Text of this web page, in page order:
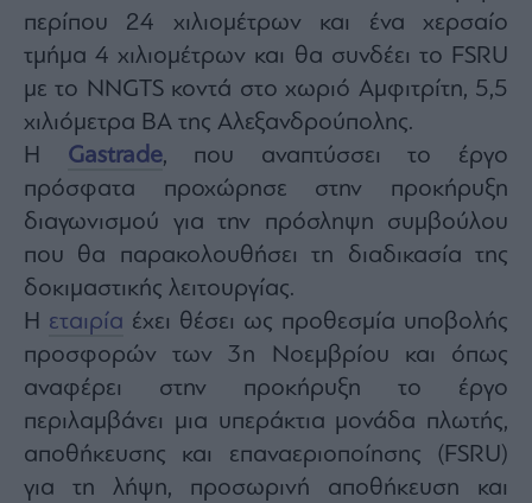
περίπου 24 χιλιομέτρων και ένα χερσαίο
τμήμα 4 χιλιομέτρων και θα συνδέει το FSRU
με το NNGTS κοντά στο χωριό Αμφιτρίτη, 5,5
χιλιόμετρα ΒΑ της Αλεξανδρούπολης.
Η Gastrade, που αναπτύσσει το έργο
πρόσφατα προχώρησε στην προκήρυξη
διαγωνισμού για την πρόσληψη συμβούλου
που θα παρακολουθήσει τη διαδικασία της
δοκιμαστικής λειτουργίας.
Η εταιρία έχει θέσει ως προθεσμία υποβολής
προσφορών των 3η Νοεμβρίου και όπως
αναφέρει στην προκήρυξη το έργο
περιλαμβάνει μια υπεράκτια μονάδα πλωτής,
αποθήκευσης και επαναεριοποίησης (FSRU)
για τη λήψη, προσωρινή αποθήκευση και